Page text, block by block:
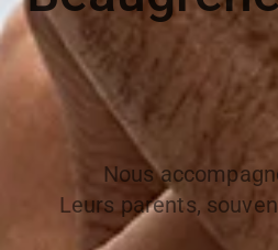
Nous
Leurs parents,